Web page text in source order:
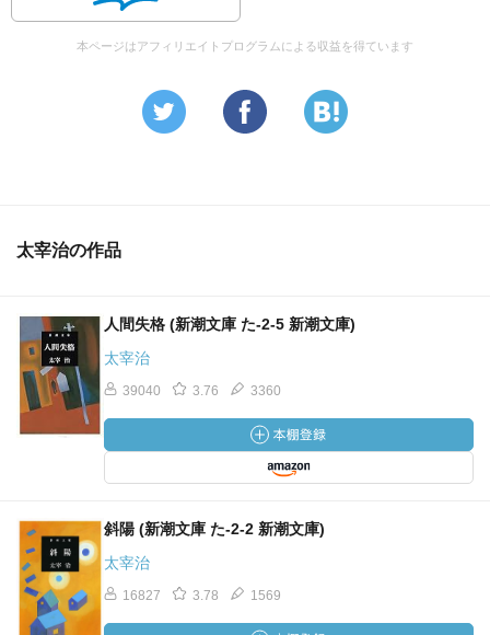
本ページはアフィリエイトプログラムによる収益を得ています
太宰治の作品
人間失格 (新潮文庫 た-2-5 新潮文庫)
太宰治
39040 3.76 3360
斜陽 (新潮文庫 た-2-2 新潮文庫)
太宰治
16827 3.78 1569